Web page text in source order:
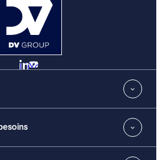
LinkedIn
YouTube